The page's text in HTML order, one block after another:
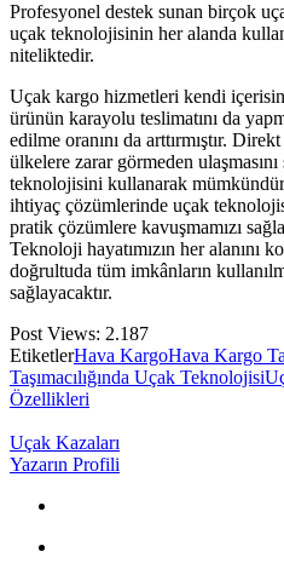
Profesyonel destek sunan birçok
uçak teknolojisinin her alanda
niteliktedir.
Uçak kargo hizmetleri kendi
ürünün karayolu teslimatını da
edilme oranını da arttırmıştır.
ülkelere zarar görmeden
teknolojisini kullanarak
ihtiyaç çözümlerinde uçak
pratik çözümlere kavuşmamızı
Teknoloji hayatımızın her alanını
doğrultuda tüm imkânların
sağlayacaktır.
Post Views: 2.187
EtiketlerHava KargoHava Kargo
Taşımacılığında Uçak Teknolojisi
Özellikleri
Uçak Kazaları
Yazarın Profili